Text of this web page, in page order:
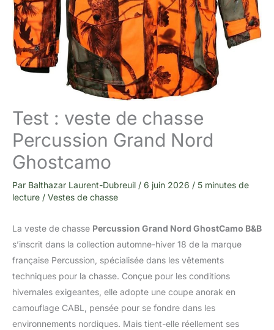
Test : veste de chasse
Percussion Grand Nord
Ghostcamo
Par Balthazar Laurent-Dubreuil / 6 juin 2026 / 5 minutes de
lecture / Vestes de chasse
La veste de chasse Percussion Grand Nord GhostCamo B&B
s’inscrit dans la collection automne-hiver 18 de la marque
française Percussion, spécialisée dans les vêtements
techniques pour la chasse. Conçue pour les conditions
hivernales exigeantes, elle adopte une coupe anorak en
camouflage CABL, pensée pour se fondre dans les
environnements nordiques. Mais tient-elle réellement ses